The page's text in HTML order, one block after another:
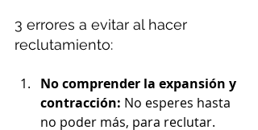
3 errores a evitar al hacer
reclutamiento:
No comprender la expansión y
contracción: No esperes hasta
no poder más, para reclutar.